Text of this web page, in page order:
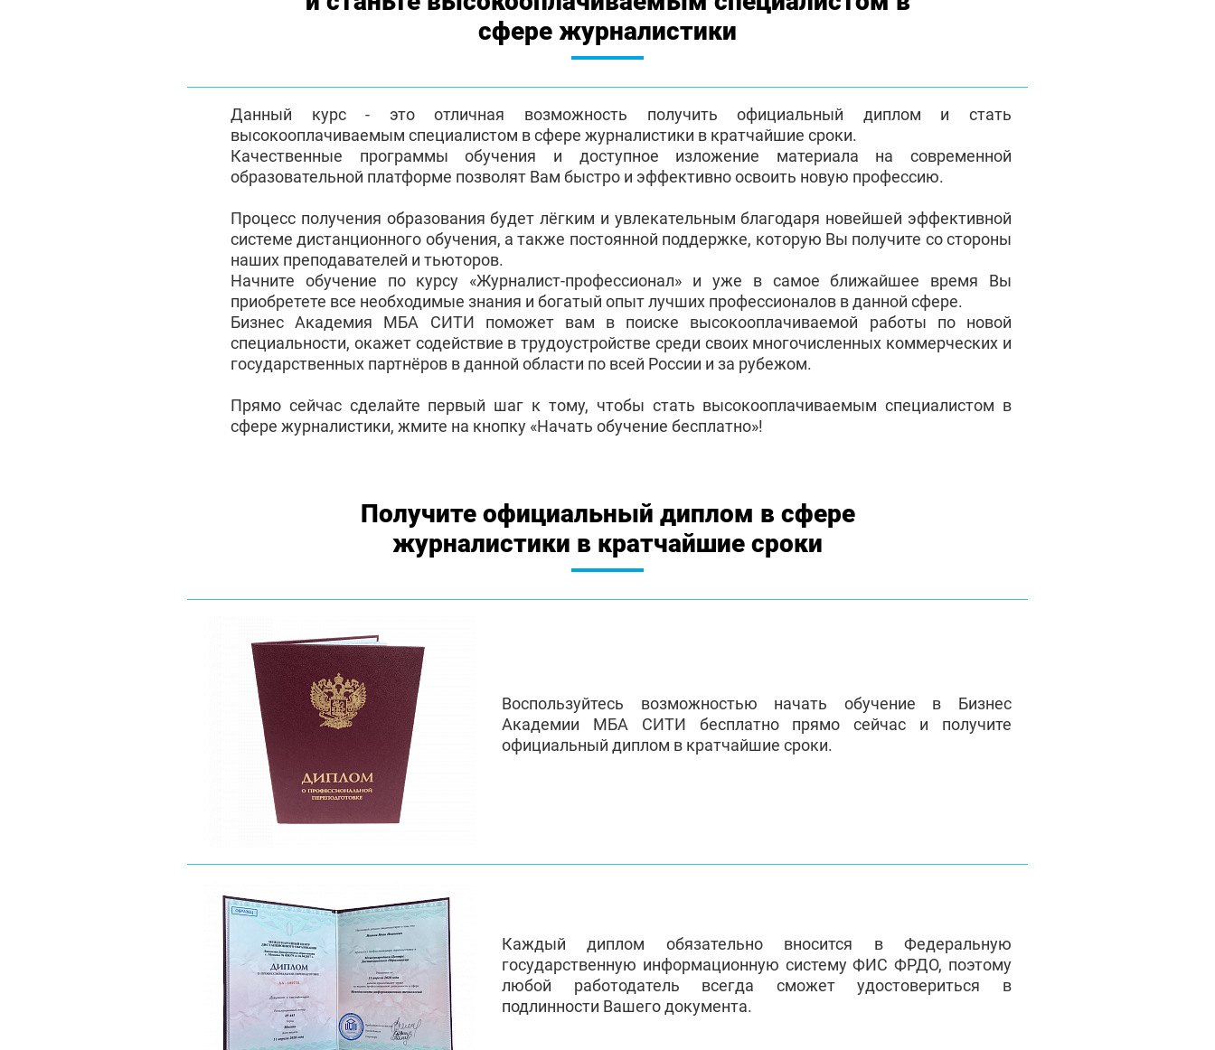
сфере журналистики
Данный курс - это отличная возможность получить официальный диплом и стать
высокооплачиваемым специалистом в сфере журналистики в кратчайшие сроки.
Качественные программы обучения и доступное изложение материала на современной
образовательной платформе позволят Вам быстро и эффективно освоить новую профессию.
Процесс получения образования будет лёгким и увлекательным благодаря новейшей эффективной
системе дистанционного обучения, а также постоянной поддержке, которую Вы получите со стороны
наших преподавателей и тьюторов.
Начните обучение по курсу «Журналист-профессионал» и уже в самое ближайшее время Вы
приобретете все необходимые знания и богатый опыт лучших профессионалов в данной сфере.
Бизнес Академия МБА СИТИ поможет вам в поиске высокооплачиваемой работы по новой
специальности, окажет содействие в трудоустройстве среди своих многочисленных коммерческих и
государственных партнёров в данной области по всей России и за рубежом.
Прямо сейчас сделайте первый шаг к тому, чтобы стать высокооплачиваемым специалистом в
сфере журналистики, жмите на кнопку «Начать обучение бесплатно»!
Получите официальный диплом в сфере
журналистики в кратчайшие сроки
Воспользуйтесь возможностью начать обучение в Бизнес
Академии МБА СИТИ бесплатно прямо сейчас и получите
официальный диплом в кратчайшие сроки.
Каждый диплом обязательно вносится в Федеральную
государственную информационную систему ФИС ФРДО, поэтому
любой работодатель всегда сможет удостовериться в
подлинности Вашего документа.